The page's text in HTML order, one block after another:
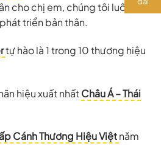
cho chị em, chúng tôi luôn
triển bản thân.
tự hào là 1 trong 10 thương hiệu
hiệu xuất nhấtChâu Á – Thái
Cánh Thương Hiệu Việtnăm